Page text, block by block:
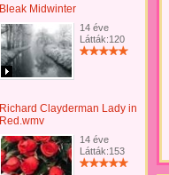
Bleak Midwinter
14 éve
Látták:120
Richard Clayderman Lady in
Red.wmv
14 éve
Látták:153